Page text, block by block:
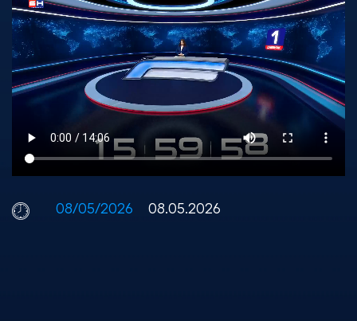
08/05/2026 08.05.2026